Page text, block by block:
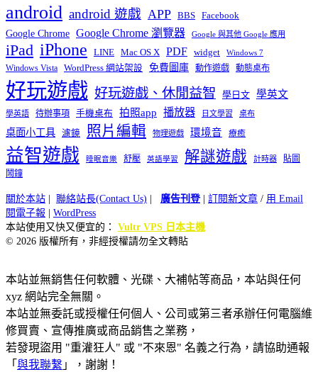
android android 遊戲 APP BBS Facebook
Google Chrome Google Chrome 瀏覽器 Google 與其他 Google 應用
iPad iPhone LINE Mac OS X PDF widget Windows 7
Windows Vista WordPress 網站架設 免費圖庫 動作遊戲 動態桌布
好玩遊戲 好玩遊戲、休閒益智 學日文 學英文
學英語 待辦事項 手機桌布 拍照app 播放器 日文學習 桌布
桌面小工具 濾鏡 照片編輯 物理遊戲 環境音 療癒
益智遊戲 睡眠音樂 舒壓 英語學習 解謎遊戲 計時器
貼圖
鬧鐘
關於本站 聯絡站長(Contact Us) 廣告刊登| 訂閱新文章 / 用 Email
閱電子報
WordPress
本站使用又快又便宜的： Vultr VPS 日本主機
© 2026 版權所有，非經授權請勿全文轉貼
本站並無銷售任何軟體、光碟、大補帖等商品，本站與任何
xyz 網站完全無關。
本站並無委託或授權任何個人、公司或第三者承辦任何電腦維
修買賣、宣傳推廣或商品銷售之業務，
若發現盜用 "重灌狂人" 或 "不來恩" 名義之行為，請協助通報
「 與我聯繫 」，謝謝！